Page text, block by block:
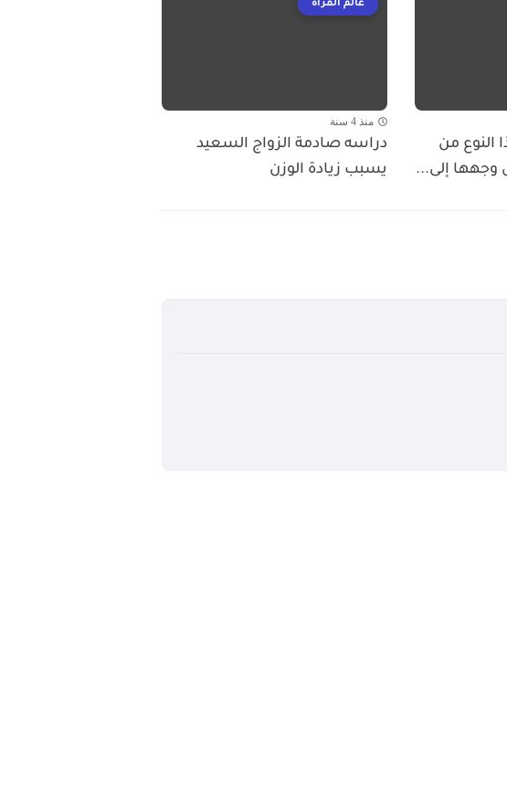
النوع من
إلى...
عالم المرأة
منذ 4 سنة
دراسه صادمة الزواج السعيد
يسبب زيادة الوزن